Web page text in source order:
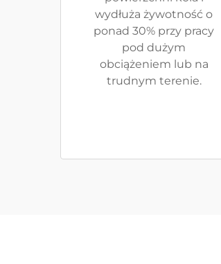
wydłuża żywotność o
ponad 30% przy pracy
pod dużym
obciążeniem lub na
trudnym terenie.